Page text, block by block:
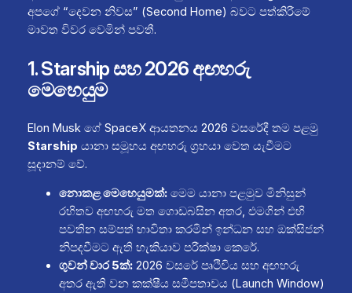
අපගේ “දෙවන නිවස” (Second Home) බවට පත්කිරීමේ
මාවත විවර වෙමින් පවතී.
1. Starship සහ 2026 අඟහරු
මෙහෙයුම
Elon Musk ගේ SpaceX ආයතනය 2026 වසරේදී තම පළමු
Starship යානා සමූහය අඟහරු ග්‍රහයා වෙත යැවීමට
සූදානම් වේ.
නොකළ මෙහෙයුමක්:මෙම යානා පළමුව මිනිසුන්
රහිතව අඟහරු මත ගොඩබසින අතර, එමගින් එහි
පවතින සම්පත් භාවිතා කරමින් ඉන්ධන සහ ඔක්සිජන්
නිපදවීමට ඇති හැකියාව පරීක්ෂා කෙරේ.
ගුවන් වාර 5ක්:2026 වසරේ පෘථිවිය සහ අඟහරු
අතර ඇති වන කක්ෂීය සමීපතාවය (Launch Window)